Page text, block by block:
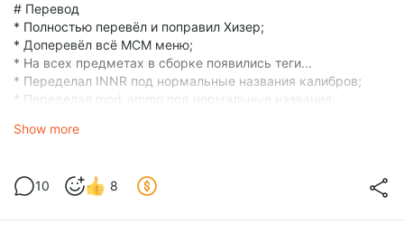
# Перевод
* Полностью перевёл и поправил Хизер;
* Доперевёл всё МСМ меню;
* На всех предметах в сборке появились теги...
* Переделал INNR под нормальные названия калибров;
* Переделал mod_ammo под нормальные названия;
* Добавил теги к крафтовому оружию;
* Добавлена имерсивная отдача;
Show more
10 8